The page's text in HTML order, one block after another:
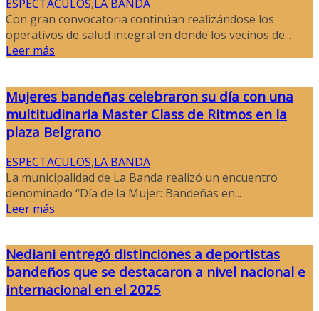
ESPECTACULOS,LA BANDA
Con gran convocatoria continúan realizándose los
operativos de salud integral en donde los vecinos de...
Leer más
Mujeres bandeñas celebraron su día con una
multitudinaria Master Class de Ritmos en la
plaza Belgrano
ESPECTACULOS,LA BANDA
La municipalidad de La Banda realizó un encuentro
denominado “Día de la Mujer: Bandeñas en...
Leer más
Nediani entregó distinciones a deportistas
bandeños que se destacaron a nivel nacional e
internacional en el 2025